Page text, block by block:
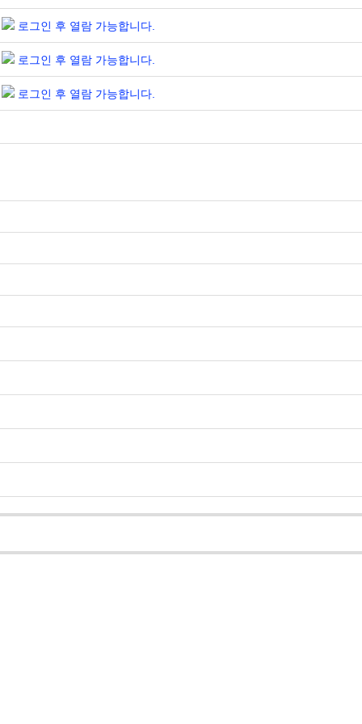
로그인 후 열람 가능합니다.
로그인 후 열람 가능합니다.
로그인 후 열람 가능합니다.